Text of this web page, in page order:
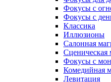
Фокусы с
Фокусы с
Классика
Иллюзионы
Салонная
Сценическая
Фокусы с
Комедийная
Левитация